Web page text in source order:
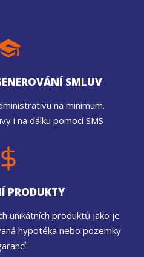
SMLUV
na minimum.
i na dálku pomocí SMS
PRODUKTY
unikátních produktů jako je
hypotéka nebo pozemky